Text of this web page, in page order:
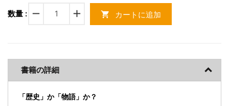
数量 : remove add shopping_cart カートに追加
書籍の詳細
「歴史」か「物語」か？